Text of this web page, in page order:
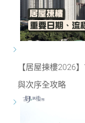
【居屋揀樓2026
與次序全攻略